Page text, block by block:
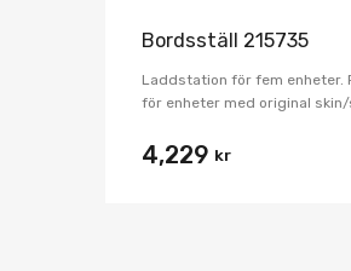
Bordsställ 215735
Laddstation för fem enheter.
för enheter med original skin/
4,229 kr